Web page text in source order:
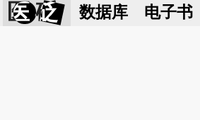
医 砭 数据库 电子书